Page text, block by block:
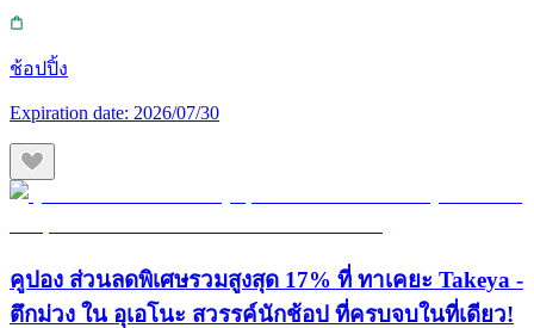
ช้อปปิ้ง
Expiration date: 2026/07/30
คูปอง ส่วนลดพิเศษรวมสูงสุด 17% ที่ ทาเคยะ Takeya -
ตึกม่วง ใน อุเอโนะ สวรรค์นักช้อป ที่ครบจบในที่เดียว!